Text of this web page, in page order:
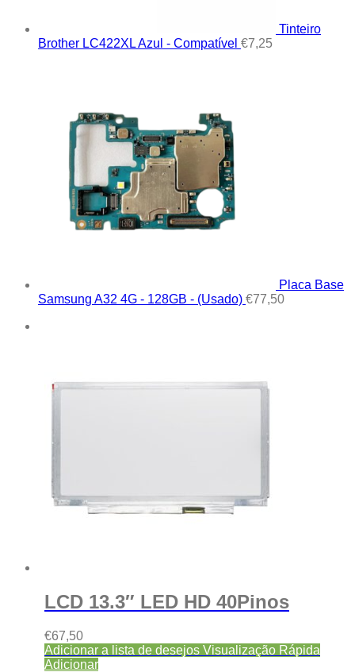
Tinteiro
Brother LC422XL Azul - Compatível €7,25
Placa Base
Samsung A32 4G - 128GB - (Usado) €77,50
LCD 13.3″ LED HD 40Pinos
€67,50
Adicionar a lista de desejos Visualização Rápida
Adicionar